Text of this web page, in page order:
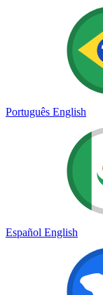
Português English
Español English